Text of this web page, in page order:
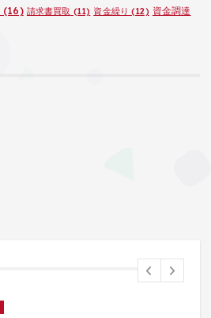
(16) 請求書買取 (11) 資金繰り (12) 資金調達